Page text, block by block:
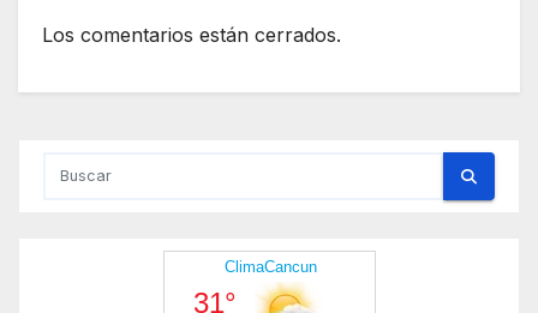
Los comentarios están cerrados.